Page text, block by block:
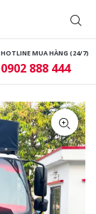
HOTLINE MUA HÀNG (24/7)
0902 888 444